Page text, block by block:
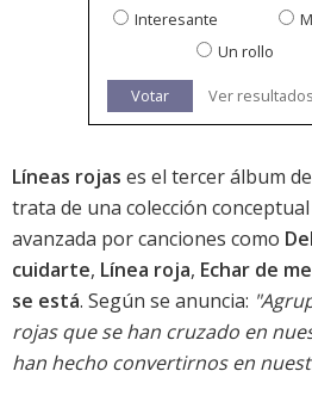
Interesante
Un rollo
Votar Ver resultados
Líneas rojas es el tercer álbum de
trata de una colección
avanzada por canciones como
cuidarte, Línea roja, Echar de
se está. Según se anuncia:
rojas que se han cruzado en
han hecho convertirnos en